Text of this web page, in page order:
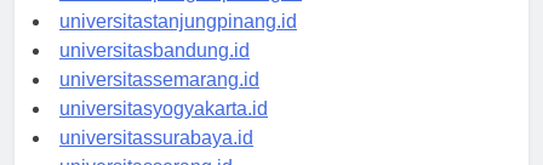
universitaspangkalpinang.id
universitastanjungpinang.id
universitasbandung.id
universitassemarang.id
universitasyogyakarta.id
universitassurabaya.id